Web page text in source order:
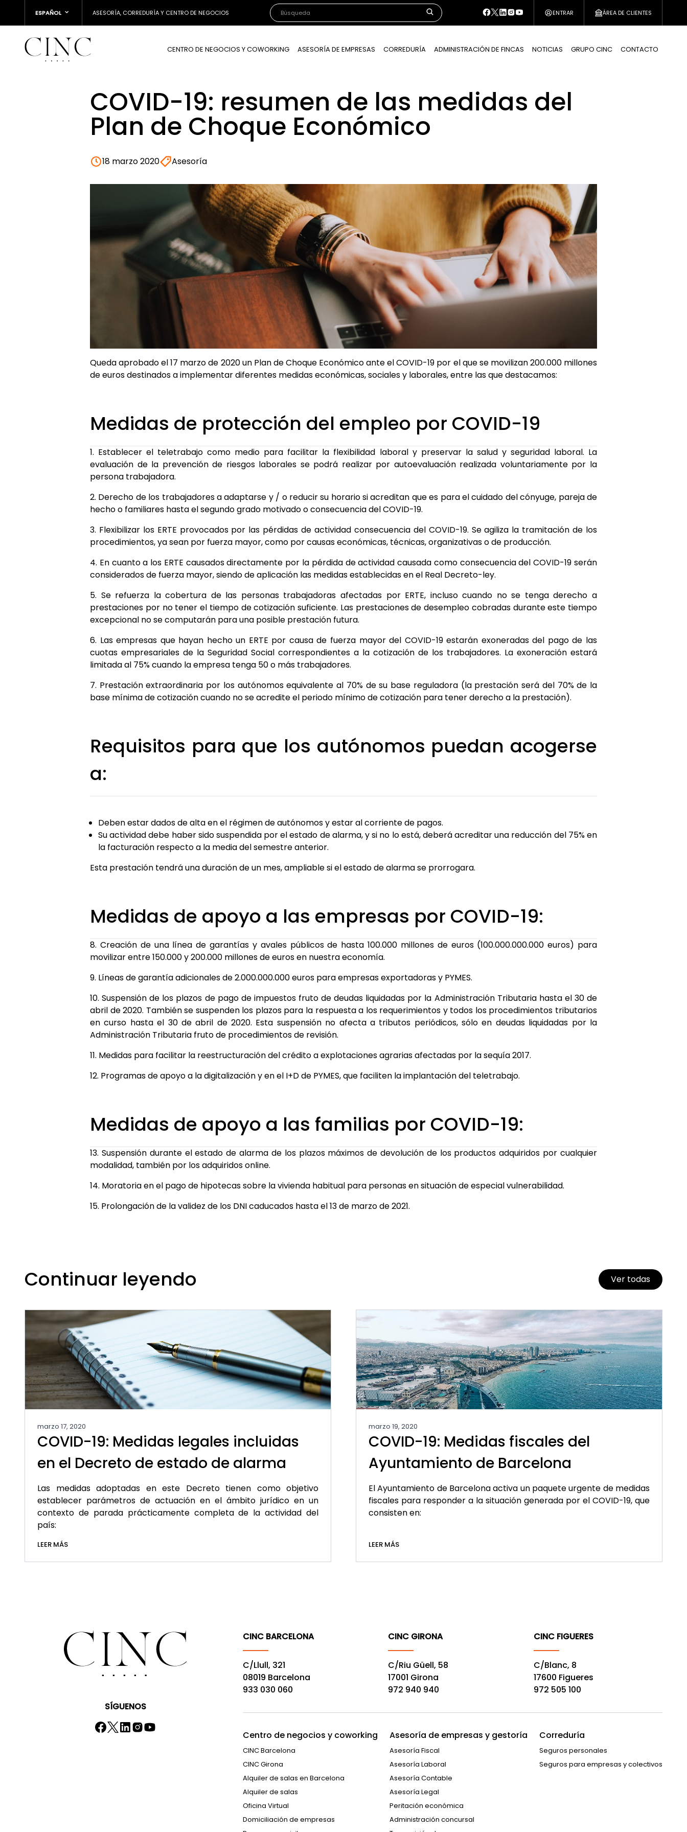
ESPAÑOL ASESORÍA, CORREDURÍA Y CENTRO DE NEGOCIOS ENTRAR ÁREA DE CLIENTES
CENTRO DE NEGOCIOS Y COWORKING ASESORÍA DE EMPRESAS CORREDURÍA ADMINISTRACIÓN DE FINCAS NOTICIAS GRUPO CINC CONTACTO
COVID-19: resumen de las medidas del
Plan de Choque Económico
18 marzo 2020 Asesoría
Queda aprobado el 17 marzo de 2020 un Plan de Choque Económico ante el COVID-19 por el que se movilizan 200.000 millones
de euros destinados a implementar diferentes medidas económicas, sociales y laborales, entre las que destacamos:
Medidas de protección del empleo por COVID-19
1. Establecer el teletrabajo como medio para facilitar la flexibilidad laboral y preservar la salud y seguridad laboral. La
evaluación de la prevención de riesgos laborales se podrá realizar por autoevaluación realizada voluntariamente por la
persona trabajadora.
2. Derecho de los trabajadores a adaptarse y / o reducir su horario si acreditan que es para el cuidado del cónyuge, pareja de
hecho o familiares hasta el segundo grado motivado o consecuencia del COVID-19.
3. Flexibilizar los ERTE provocados por las pérdidas de actividad consecuencia del COVID-19. Se agiliza la tramitación de los
procedimientos, ya sean por fuerza mayor, como por causas económicas, técnicas, organizativas o de producción.
4. En cuanto a los ERTE causados directamente por la pérdida de actividad causada como consecuencia del COVID-19 serán
considerados de fuerza mayor, siendo de aplicación las medidas establecidas en el Real Decreto-ley.
5. Se refuerza la cobertura de las personas trabajadoras afectadas por ERTE, incluso cuando no se tenga derecho a
prestaciones por no tener el tiempo de cotización suficiente. Las prestaciones de desempleo cobradas durante este tiempo
excepcional no se computarán para una posible prestación futura.
6. Las empresas que hayan hecho un ERTE por causa de fuerza mayor del COVID-19 estarán exoneradas del pago de las
cuotas empresariales de la Seguridad Social correspondientes a la cotización de los trabajadores. La exoneración estará
limitada al 75% cuando la empresa tenga 50 o más trabajadores.
7. Prestación extraordinaria por los autónomos equivalente al 70% de su base reguladora (la prestación será del 70% de la
base mínima de cotización cuando no se acredite el periodo mínimo de cotización para tener derecho a la prestación).
Requisitos para que los autónomos puedan acogerse
a:
Deben estar dados de alta en el régimen de autónomos y estar al corriente de pagos.
Su actividad debe haber sido suspendida por el estado de alarma, y si no lo está, deberá acreditar una reducción del 75% en
la facturación respecto a la media del semestre anterior.
Esta prestación tendrá una duración de un mes, ampliable si el estado de alarma se prorrogara.
Medidas de apoyo a las empresas por COVID-19:
8. Creación de una línea de garantías y avales públicos de hasta 100.000 millones de euros (100.000.000.000 euros) para
movilizar entre 150.000 y 200.000 millones de euros en nuestra economía.
9. Líneas de garantía adicionales de 2.000.000.000 euros para empresas exportadoras y PYMES.
10. Suspensión de los plazos de pago de impuestos fruto de deudas liquidadas por la Administración Tributaria hasta el 30 de
abril de 2020. También se suspenden los plazos para la respuesta a los requerimientos y todos los procedimientos tributarios
en curso hasta el 30 de abril de 2020. Esta suspensión no afecta a tributos periódicos, sólo en deudas liquidadas por la
Administración Tributaria fruto de procedimientos de revisión.
11. Medidas para facilitar la reestructuración del crédito a explotaciones agrarias afectadas por la sequía 2017.
12. Programas de apoyo a la digitalización y en el I+D de PYMES, que faciliten la implantación del teletrabajo.
Medidas de apoyo a las familias por COVID-19:
13. Suspensión durante el estado de alarma de los plazos máximos de devolución de los productos adquiridos por cualquier
modalidad, también por los adquiridos online.
14. Moratoria en el pago de hipotecas sobre la vivienda habitual para personas en situación de especial vulnerabilidad.
15. Prolongación de la validez de los DNI caducados hasta el 13 de marzo de 2021.
Continuar leyendo Ver todas
marzo 17, 2020
COVID-19: Medidas legales incluidas
en el Decreto de estado de alarma
Las medidas adoptadas en este Decreto tienen como objetivo
establecer parámetros de actuación en el ámbito jurídico en un
contexto de parada prácticamente completa de la actividad del
país:
LEER MÁS
marzo 19, 2020
COVID-19: Medidas fiscales del
Ayuntamiento de Barcelona
El Ayuntamiento de Barcelona activa un paquete urgente de medidas
fiscales para responder a la situación generada por el COVID-19, que
consisten en:
LEER MÁS
SÍGUENOS
CINC BARCELONA
C/Llull, 321
08019 Barcelona
933 030 060
CINC GIRONA
C/Riu Güell, 58
17001 Girona
972 940 940
CINC FIGUERES
C/Blanc, 8
17600 Figueres
972 505 100
Centro de negocios y coworking
CINC Barcelona
CINC Girona
Alquiler de salas en Barcelona
Alquiler de salas
Oficina Virtual
Domiciliación de empresas
Asesoría de empresas y gestoría
Asesoría Fiscal
Asesoría Laboral
Asesoría Contable
Asesoría Legal
Peritación económica
Administración concursal
Correduría
Seguros personales
Seguros para empresas y colectivos